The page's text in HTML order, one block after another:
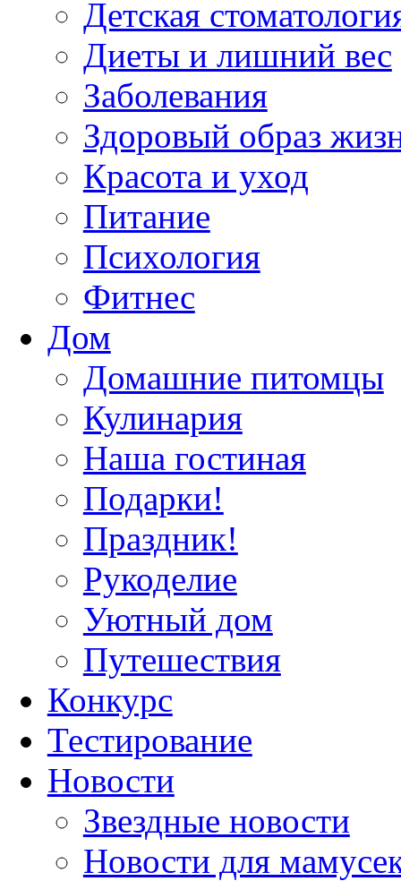
Детская
Диеты и лишний вес
Заболевания
Здоровый образ
Красота и уход
Питание
Психология
Фитнес
Дом
Домашние питомцы
Кулинария
Наша гостиная
Подарки!
Праздник!
Рукоделие
Уютный дом
Путешествия
Конкурс
Тестирование
Новости
Звездные новости
Новости для